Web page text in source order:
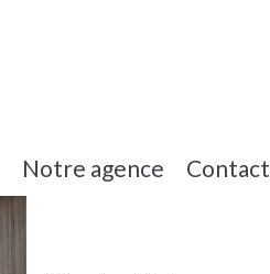
Notre agence Contact